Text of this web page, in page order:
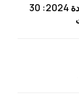
اليوم الوطني لدولة الإمارات العربية المتحدة 2024: 30